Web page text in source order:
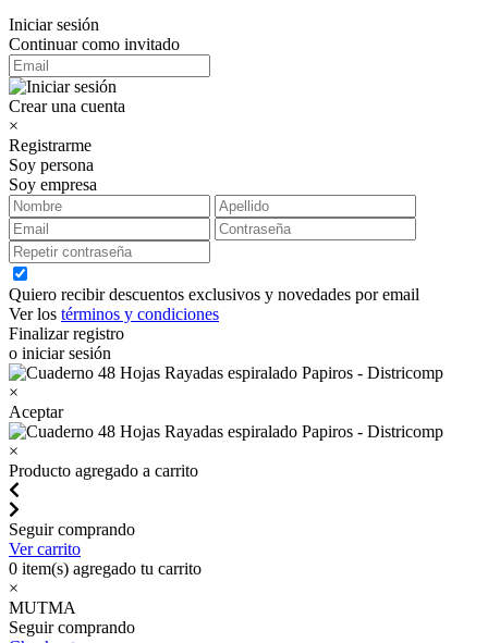
Iniciar sesión
Continuar como invitado
Crear una cuenta
×
Registrarme
Soy persona
Soy empresa
Quiero recibir descuentos exclusivos y novedades por email
Ver los términos y condiciones
Finalizar registro
o iniciar sesión
×
Aceptar
×
Producto agregado a carrito
Seguir comprando
Ver carrito
0 item(s) agregado tu carrito
×
MUTMA
Seguir comprando